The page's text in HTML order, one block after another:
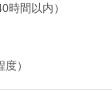
時間以内）
）